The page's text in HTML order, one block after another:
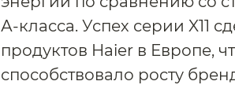
А-класса. Успех серии X11
продуктов Haier в Европе,
способствовало росту